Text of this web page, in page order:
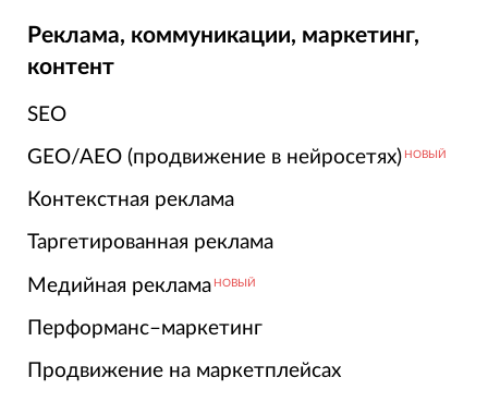
Реклама, коммуникации, маркетинг,
контент
SEO
GEO/AEO (продвижение в нейросетях) НОВЫЙ
Контекстная реклама
Таргетированная реклама
Медийная реклама НОВЫЙ
Перформанс–маркетинг
Продвижение на маркетплейсах